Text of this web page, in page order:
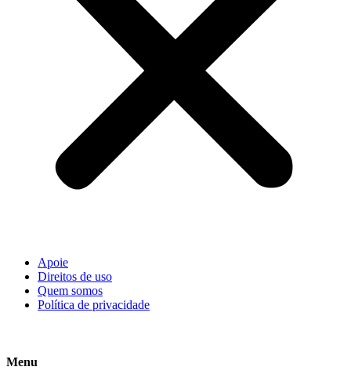
Apoie
Direitos de uso
Quem somos
Política de privacidade
Menu